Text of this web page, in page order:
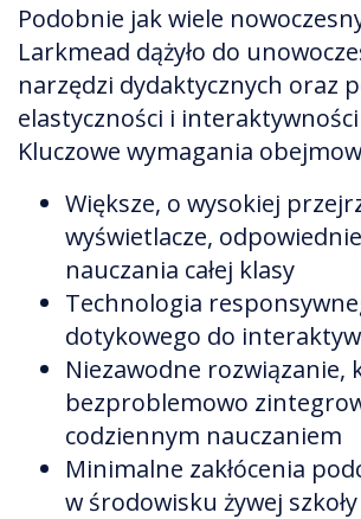
Podobnie jak wiele
Larkmead dążyło do
narzędzi dydaktycznych oraz
elastyczności i interaktywności
Kluczowe wymagania
Większe, o wysokiej
wyświetlacze,
nauczania całej klasy
Technologia
dotykowego do
Niezawodne rozwiązanie,
bezproblemowo
codziennym nauczaniem
Minimalne zakłócenia
w środowisku żywej szkoły